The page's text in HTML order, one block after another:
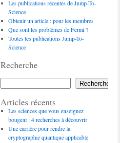
Les publications récentes de Jump-To-
Science
Obtenir un article : pour les membres
Que sont les problèmes de Fermi ?
Toutes les publications Jump-To-
Science
Recherche
Rechercher
Articles récents
Les sciences que vous enseignez
bougent : 4 recherches à découvrir
Une carrière pour rendre la
cryptographie quantique applicable